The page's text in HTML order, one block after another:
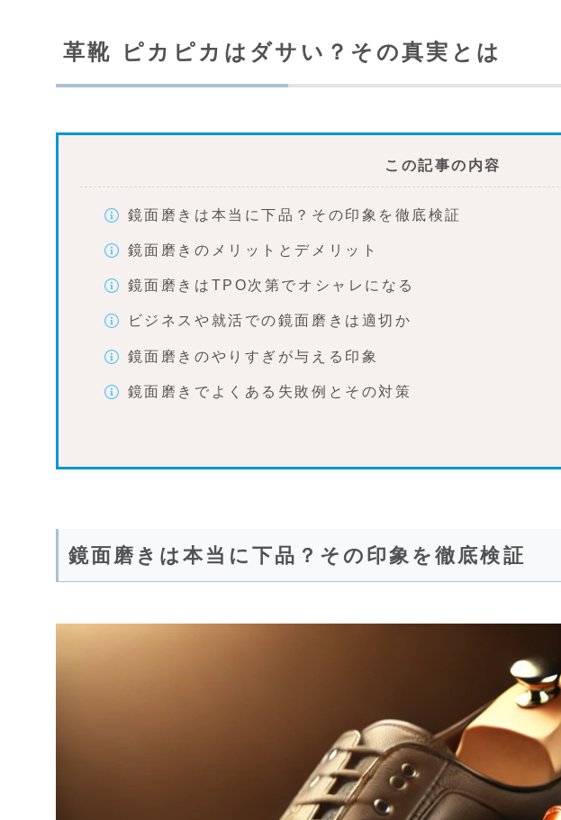
革靴 ピカピカはダサい？その真実とは
この記事の内容
鏡面磨きは本当に下品？その印象を徹底検証
鏡面磨きのメリットとデメリット
鏡面磨きはTPO次第でオシャレになる
ビジネスや就活での鏡面磨きは適切か
鏡面磨きのやりすぎが与える印象
鏡面磨きでよくある失敗例とその対策
鏡面磨きは本当に下品？その印象を徹底検証